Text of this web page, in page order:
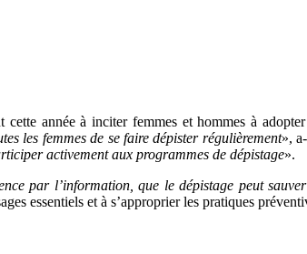
année à inciter femmes et hommes à
les femmes de se faire dépister régulièrement»,
activement aux programmes de dépistage».
par l’information, que le dépistage peut
essentiels et à s’approprier les pratiques